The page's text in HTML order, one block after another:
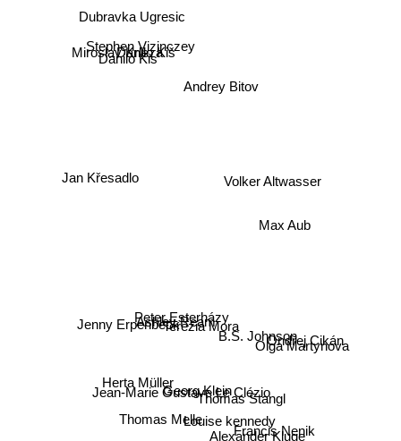
Terézia Mora
Peter Esterházy
Georg Klein
Ashley Ream
Jean-Marie Gustave Le Clézio
Thomas Melle
Herta Müller
Thomas Stangl
Louise kennedy
B.S. Johnson
Alexander Kluge
Jenny Erpenbeck
Danilo Kiš
Andrey Bitov
Francis Nenik
Dubravka Ugresic
Max Aub
Danilo Kis
Miroslav Krleza
Ondřej Cikán
Olga Martynova
Jan Křesadlo